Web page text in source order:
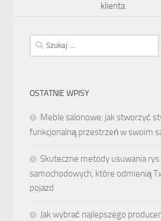
klienta
Szukaj:
OSTATNIE WPISY
Meble salonowe: jak stworzyć
funkcjonalną przestrzeń w swoim
Skuteczne metody usuwania rys
samochodowych, które odmienią
pojazd
Jak wybrać najlepszego